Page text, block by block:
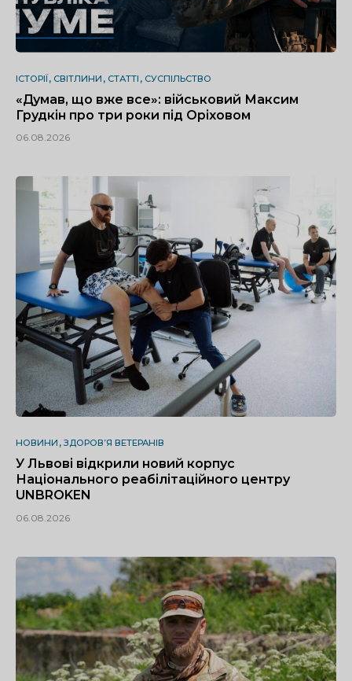
ІСТОРІЇ СВІТЛИНИ СТАТТІ СУСПІЛЬСТВО
«Думав, що вже все»: військовий Максим
Грудкін про три роки під Оріховом
06.08.2026
НОВИНИ ЗДОРОВ’Я ВЕТЕРАНІВ
У Львові відкрили новий корпус
Національного реабілітаційного центру
UNBROKEN
06.08.2026